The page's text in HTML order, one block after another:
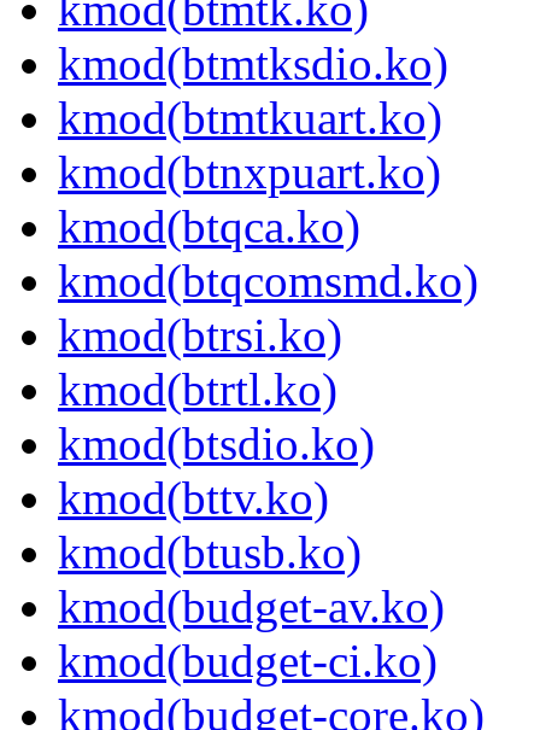
kmod(btmtksdio.ko)
kmod(btmtkuart.ko)
kmod(btnxpuart.ko)
kmod(btqca.ko)
kmod(btqcomsmd.ko)
kmod(btrsi.ko)
kmod(btrtl.ko)
kmod(btsdio.ko)
kmod(bttv.ko)
kmod(btusb.ko)
kmod(budget-av.ko)
kmod(budget-ci.ko)
kmod(budget-core.ko)